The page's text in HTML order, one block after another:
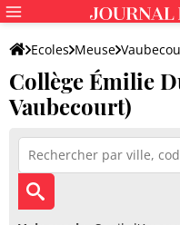
Ecoles Meuse
Collège Émilie
Vaubecourt)